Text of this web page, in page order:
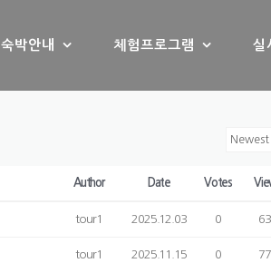
숙박안내 체험프로그램 실
Author Date Votes
tour1 2025.12.03 0
tour1 2025.11.15 0